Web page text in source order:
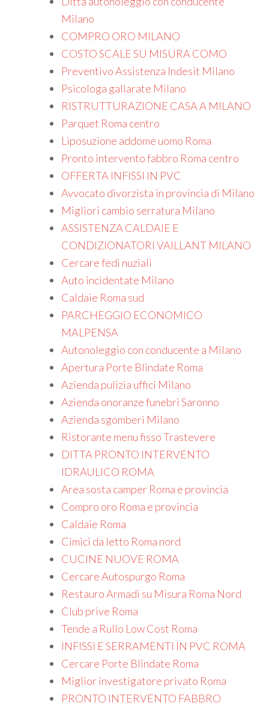
Milano
COMPRO ORO MILANO
COSTO SCALE SU MISURA COMO
Preventivo Assistenza Indesit Milano
Psicologa gallarate Milano
RISTRUTTURAZIONE CASA A MILANO
Parquet Roma centro
Liposuzione addome uomo Roma
Pronto intervento fabbro Roma centro
OFFERTA INFISSI IN PVC
Avvocato divorzista in provincia di Milano
Migliori cambio serratura Milano
ASSISTENZA CALDAIE E
CONDIZIONATORI VAILLANT MILANO
Cercare fedi nuziali
Auto incidentate Milano
Caldaie Roma sud
PARCHEGGIO ECONOMICO
MALPENSA
Autonoleggio con conducente a Milano
Apertura Porte Blindate Roma
Azienda pulizia uffici Milano
Azienda onoranze funebri Saronno
Azienda sgomberi Milano
Ristorante menu fisso Trastevere
DITTA PRONTO INTERVENTO
IDRAULICO ROMA
Area sosta camper Roma e provincia
Compro oro Roma e provincia
Caldaie Roma
Cimici da letto Roma nord
CUCINE NUOVE ROMA
Cercare Autospurgo Roma
Restauro Armadi su Misura Roma Nord
Club prive Roma
Tende a Rullo Low Cost Roma
INFISSI E SERRAMENTI IN PVC ROMA
Cercare Porte Blindate Roma
Miglior investigatore privato Roma
PRONTO INTERVENTO FABBRO